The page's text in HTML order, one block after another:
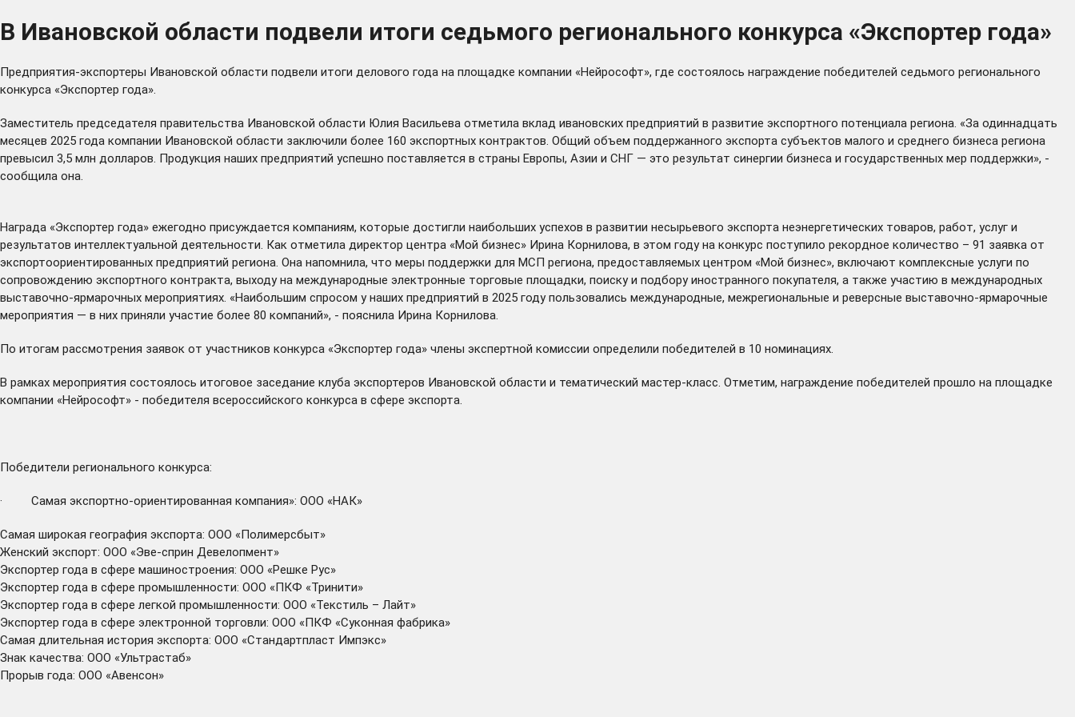
В Ивановской области подвели итоги седьмого регионального конкурса «Экспортер года»
Предприятия-экспортеры Ивановской области подвели итоги делового года на площадке компании «Нейрософт», где состоялось награждение победителей седьмого регионального
конкурса «Экспортер года».
Заместитель председателя правительства Ивановской области Юлия Васильева отметила вклад ивановских предприятий в развитие экспортного потенциала региона. «За одиннадцать
месяцев 2025 года компании Ивановской области заключили более 160 экспортных контрактов. Общий объем поддержанного экспорта субъектов малого и среднего бизнеса региона
превысил 3,5 млн долларов. Продукция наших предприятий успешно поставляется в страны Европы, Азии и СНГ — это результат синергии бизнеса и государственных мер поддержки», -
сообщила она.
Награда «Экспортер года» ежегодно присуждается компаниям, которые достигли наибольших успехов в развитии несырьевого экспорта неэнергетических товаров, работ, услуг и
результатов интеллектуальной деятельности. Как отметила директор центра «Мой бизнес» Ирина Корнилова, в этом году на конкурс поступило рекордное количество – 91 заявка от
экспортоориентированных предприятий региона. Она напомнила, что меры поддержки для МСП региона, предоставляемых центром «Мой бизнес», включают комплексные услуги по
сопровождению экспортного контракта, выходу на международные электронные торговые площадки, поиску и подбору иностранного покупателя, а также участию в международных
выставочно-ярмарочных мероприятиях. «Наибольшим спросом у наших предприятий в 2025 году пользовались международные, межрегиональные и реверсные выставочно-ярмарочные
мероприятия — в них приняли участие более 80 компаний», - пояснила Ирина Корнилова.
По итогам рассмотрения заявок от участников конкурса «Экспортер года» члены экспертной комиссии определили победителей в 10 номинациях.
В рамках мероприятия состоялось итоговое заседание клуба экспортеров Ивановской области и тематический мастер-класс. Отметим, награждение победителей прошло на площадке
компании «Нейрософт» - победителя всероссийского конкурса в сфере экспорта.
Победители регионального конкурса:
· Самая экспортно-ориентированная компания»: ООО «НАК»
Самая широкая география экспорта: ООО «Полимерсбыт»
Женский экспорт: ООО «Эве-сприн Девелопмент»
Экспортер года в сфере машиностроения: ООО «Решке Рус»
Экспортер года в сфере промышленности: ООО «ПКФ «Тринити»
Экспортер года в сфере легкой промышленности: ООО «Текстиль – Лайт»
Экспортер года в сфере электронной торговли: ООО «ПКФ «Суконная фабрика»
Самая длительная история экспорта: ООО «Стандартпласт Импэкс»
Знак качества: ООО «Ультрастаб»
Прорыв года: ООО «Авенсон»